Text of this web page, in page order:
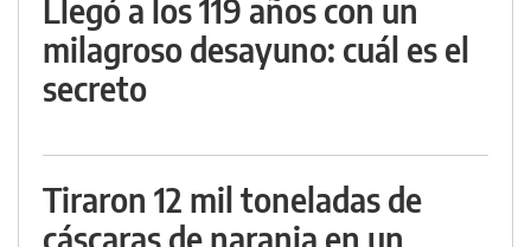
Llegó a los 119 años con un
milagroso desayuno: cuál es el
secreto
Tiraron 12 mil toneladas de
cáscaras de naranja en un